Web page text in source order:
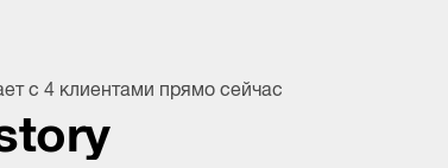
с4 клиентами прямо сейчас